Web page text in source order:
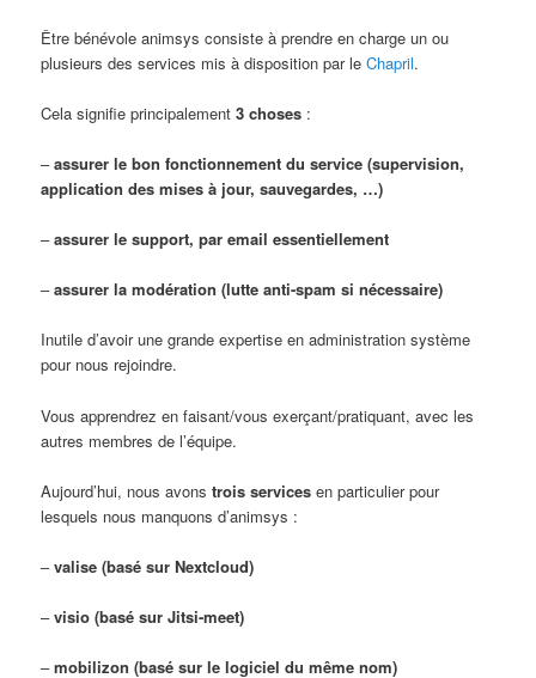
Être bénévole animsys consiste à prendre en charge un ou
plusieurs des services mis à disposition par leChapril.
Cela signifie principalement3 choses :
–assurer le bon fonctionnement du service (supervision,
application des mises à jour, sauvegardes, …)
–assurer le support, par email essentiellement
–assurer la modération (lutte anti-spam si nécessaire)
Inutile d’avoir une grande expertise en administration système
pour nous rejoindre.
Vous apprendrez en faisant/vous exerçant/pratiquant, avec les
autres membres de l’équipe.
Aujourd’hui, nous avonstrois services en particulier pour
lesquels nous manquons d’animsys :
–valise (basé sur Nextcloud)
–visio (basé sur Jitsi-meet)
–mobilizon (basé sur le logiciel du même nom)